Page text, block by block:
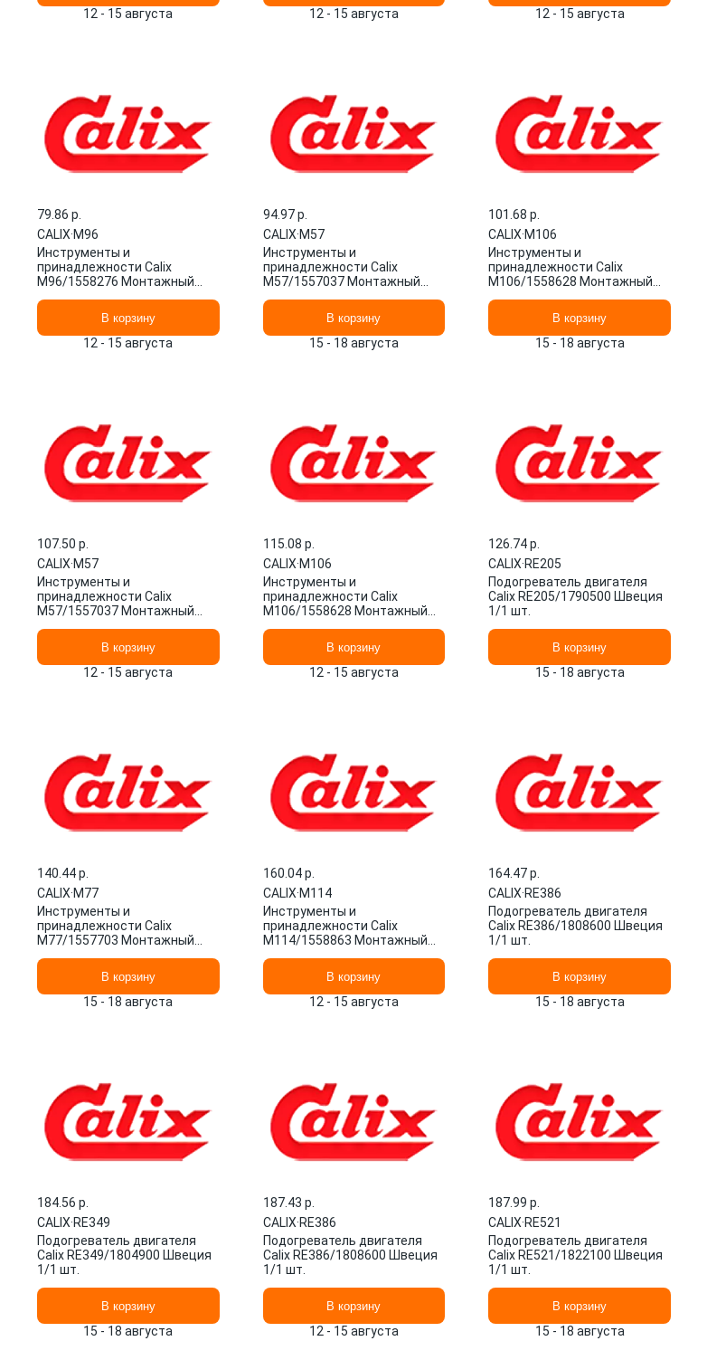
12 - 15 августа 12 - 15 августа 12 - 15 августа
79.86 p.
CALIX·M96
Инструменты и
принадлежности Calix
M96/1558276 Монтажный
В корзину
12 - 15 августа
94.97 p.
CALIX·M57
Инструменты и
принадлежности Calix
M57/1557037 Монтажный
В корзину
15 - 18 августа
101.68 p.
CALIX·M106
Инструменты и
принадлежности Calix
M106/1558628 Монтажный
В корзину
15 - 18 августа
107.50 p.
CALIX·M57
Инструменты и
принадлежности Calix
M57/1557037 Монтажный
В корзину
12 - 15 августа
115.08 p.
CALIX·M106
Инструменты и
принадлежности Calix
M106/1558628 Монтажный
В корзину
12 - 15 августа
126.74 p.
CALIX·RE205
Подогреватель двигателя
Calix RE205/1790500 Швеция
1/1 шт.
В корзину
15 - 18 августа
140.44 p.
CALIX·M77
Инструменты и
принадлежности Calix
M77/1557703 Монтажный
В корзину
15 - 18 августа
160.04 p.
CALIX·M114
Инструменты и
принадлежности Calix
M114/1558863 Монтажный
В корзину
12 - 15 августа
164.47 p.
CALIX·RE386
Подогреватель двигателя
Calix RE386/1808600 Швеция
1/1 шт.
В корзину
15 - 18 августа
184.56 p.
CALIX·RE349
Подогреватель двигателя
Calix RE349/1804900 Швеция
1/1 шт.
В корзину
15 - 18 августа
187.43 p.
CALIX·RE386
Подогреватель двигателя
Calix RE386/1808600 Швеция
1/1 шт.
В корзину
12 - 15 августа
187.99 p.
CALIX·RE521
Подогреватель двигателя
Calix RE521/1822100 Швеция
1/1 шт.
В корзину
15 - 18 августа